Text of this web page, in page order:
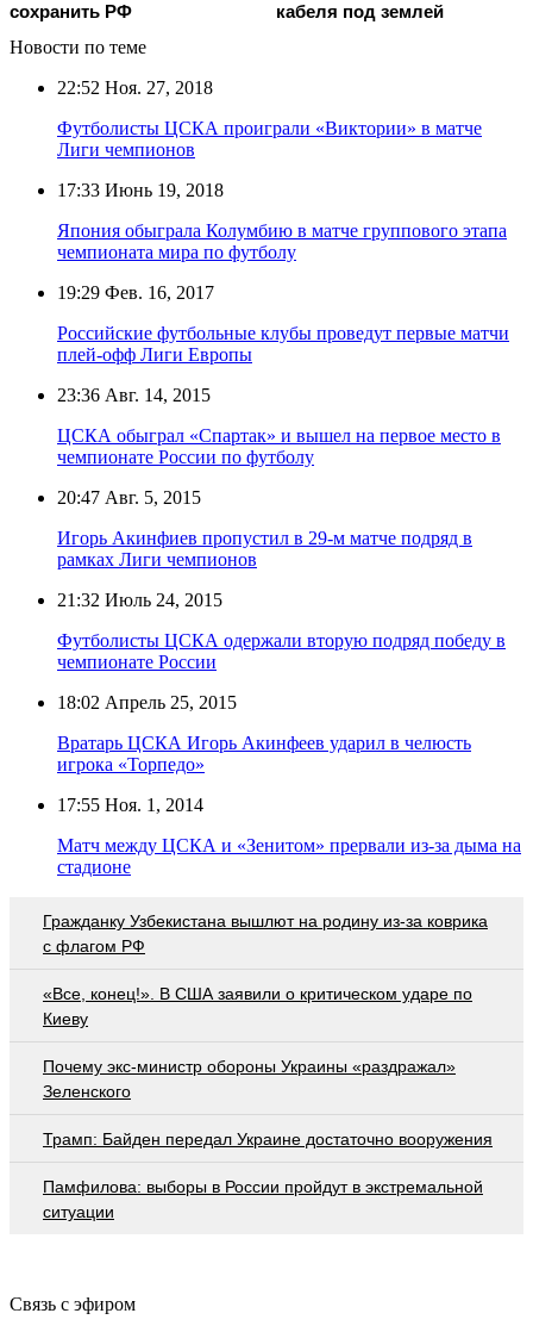
сохранить РФ
кабеля под землей
Новости по теме
22:52 Ноя. 27, 2018
Футболисты ЦСКА проиграли «Виктории» в матче
Лиги чемпионов
17:33 Июнь 19, 2018
Япония обыграла Колумбию в матче группового этапа
чемпионата мира по футболу
19:29 Фев. 16, 2017
Российские футбольные клубы проведут первые матчи
плей-офф Лиги Европы
23:36 Авг. 14, 2015
ЦСКА обыграл «Спартак» и вышел на первое место в
чемпионате России по футболу
20:47 Авг. 5, 2015
Игорь Акинфиев пропустил в 29-м матче подряд в
рамках Лиги чемпионов
21:32 Июль 24, 2015
Футболисты ЦСКА одержали вторую подряд победу в
чемпионате России
18:02 Апрель 25, 2015
Вратарь ЦСКА Игорь Акинфеев ударил в челюсть
игрока «Торпедо»
17:55 Ноя. 1, 2014
Матч между ЦСКА и «Зенитом» прервали из-за дыма на
стадионе
Гражданку Узбекистана вышлют на родину из-за коврика
с флагом РФ
«Все, конец!». В США заявили о критическом ударе по
Киеву
Почему экс-министр обороны Украины «раздражал»
Зеленского
Трамп: Байден передал Украине достаточно вооружения
Памфилова: выборы в России пройдут в экстремальной
ситуации
Связь с эфиром